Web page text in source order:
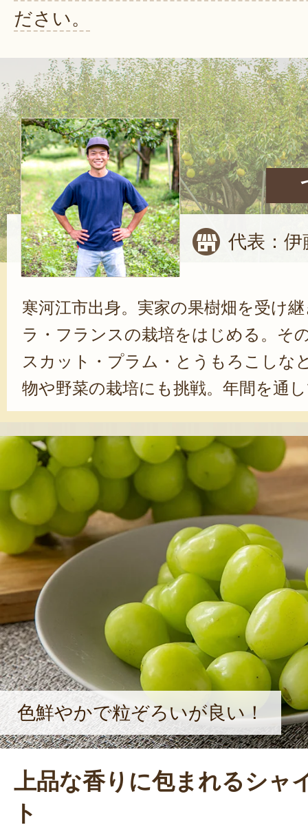
ださい。
代表：伊
寒河江市出身。実家の果樹畑を受け
ラ・フランスの栽培をはじめる。そ
スカット・プラム・とうもろこしな
物や野菜の栽培にも挑戦。年間を通
産物を生産できる体制を整えた。「
事を見学・体験してもらえるような
という目標を掲げる伊藤さん。近隣
体験も受け入れており、収穫したて
農業の魅力を子どもたちに伝えてい
色鮮やかで粒ぞろいが良い！
上品な香りに包まれるシャ
ト